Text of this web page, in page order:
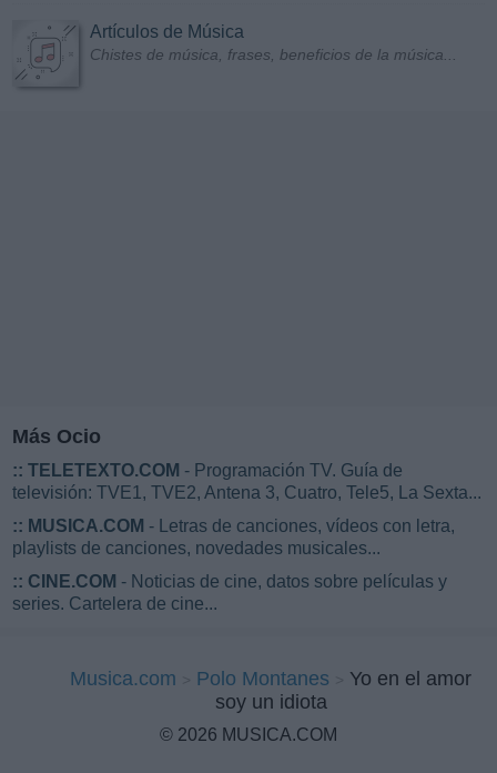
Artículos de Música
Chistes de música, frases, beneficios de la música...
Más Ocio
:: TELETEXTO.COM - Programación TV. Guía de
televisión: TVE1, TVE2, Antena 3, Cuatro, Tele5, La Sexta...
:: MUSICA.COM - Letras de canciones, vídeos con letra,
playlists de canciones, novedades musicales...
:: CINE.COM - Noticias de cine, datos sobre películas y
series. Cartelera de cine...
Musica.com Polo Montanes
Yo en el amor
soy un idiota
© 2026 MUSICA.COM